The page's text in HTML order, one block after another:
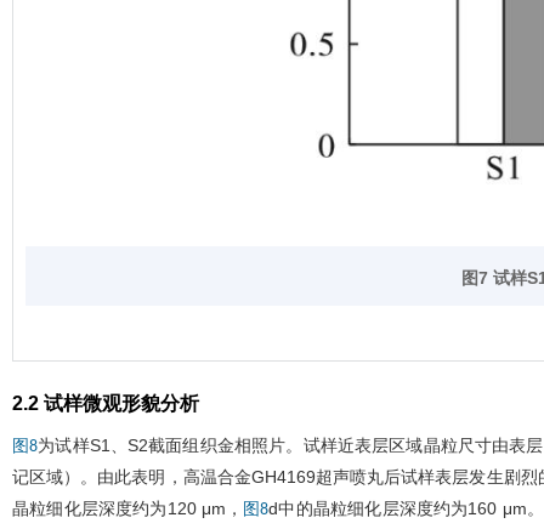
图7 试样
2.2 试样微观形貌分析
图8为试样S1、S2截面组织金相照片。试样近表层区域晶粒尺寸由表
记区域）。由此表明，高温合金GH4169超声喷丸后试样表层发生剧
晶粒细化层深度约为120 μm， 图8d中的晶粒细化层深度约为160 μm